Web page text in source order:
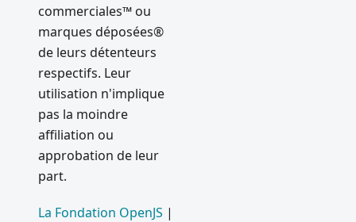
commerciales™ ou
marques déposées®
de leurs détenteurs
respectifs. Leur
utilisation n'implique
pas la moindre
affiliation ou
approbation de leur
part.
La Fondation OpenJS |